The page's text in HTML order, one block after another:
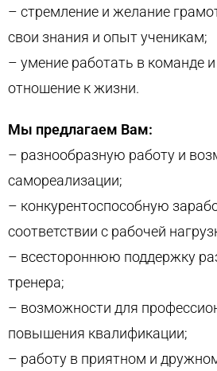
– стремление и желание
свои знания и опыт ученикам;
– умение работать в команде
отношение к жизни.
Мы предлагаем Вам:
– разнообразную работу и
самореализации;
– конкурентоспособную
соответствии с рабочей
– всестороннюю поддержку
тренера;
– возможности для
повышения квалификации;
– работу в приятном и